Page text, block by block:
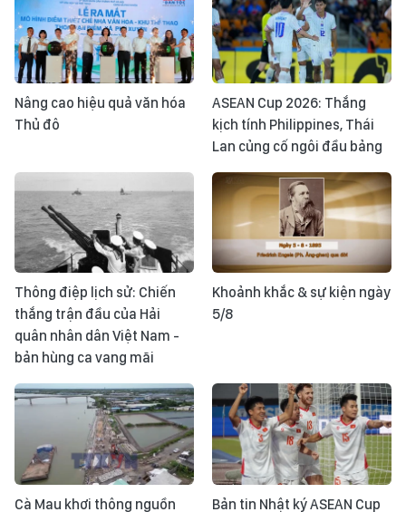
Nâng cao hiệu quả văn hóa
Thủ đô
ASEAN Cup 2026: Thắng
kịch tính Philippines, Thái
Lan củng cố ngôi đầu bảng
Thông điệp lịch sử: Chiến
thắng trận đầu của Hải
quân nhân dân Việt Nam -
bản hùng ca vang mãi
Khoảnh khắc & sự kiện ngày
5/8
Cà Mau khơi thông nguồn Bản tin Nhật ký ASEAN Cup